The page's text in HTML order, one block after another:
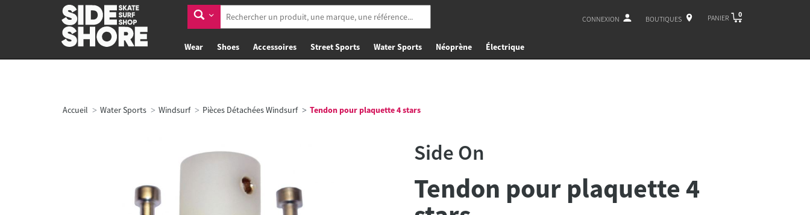
CONNEXION BOUTIQUES PANIER 0
Wear Shoes Accessoires Street Sports Water Sports Néoprène Électrique
Accueil Water Sports Windsurf Pièces Détachées Windsurf Tendon pour plaquette 4 stars
Side On
Tendon pour plaquette 4